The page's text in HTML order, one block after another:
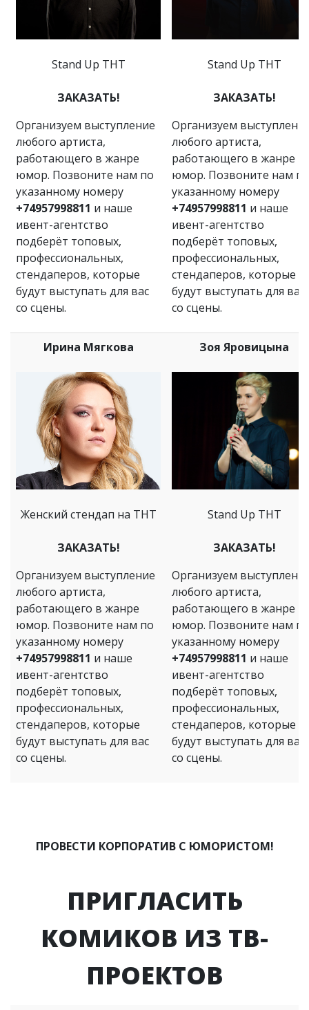
Stand Up ТНТ
ЗАКАЗАТЬ!
Организуем выступление
любого артиста,
работающего в жанре
юмор. Позвоните нам по
указанному номеру
+74957998811 и наше
ивент-агентство
подберёт топовых,
профессиональных,
стендаперов, которые
будут выступать для вас
со сцены.
Stand Up ТНТ
ЗАКАЗАТЬ!
Организуем
любого артиста,
работающего в жанре
юмор. Позвоните нам по
указанному номеру
+74957998811 и наше
ивент-агентство
подберёт топовых,
профессиональных,
стендаперов, которые
будут выступать для вас
со сцены.
Ирина Мягкова
Женский стендап на ТНТ
ЗАКАЗАТЬ!
Организуем выступление
любого артиста,
работающего в жанре
юмор. Позвоните нам по
указанному номеру
+74957998811 и наше
ивент-агентство
подберёт топовых,
профессиональных,
стендаперов, которые
будут выступать для вас
со сцены.
Зоя Яровицына
Stand Up ТНТ
ЗАКАЗАТЬ!
Организуем
любого артиста,
работающего в жанре
юмор. Позвоните нам по
указанному номеру
+74957998811 и наше
ивент-агентство
подберёт топовых,
профессиональных,
стендаперов, которые
будут выступать для вас
со сцены.
ПРОВЕСТИ КОРПОРАТИВ С ЮМОРИСТОМ!
ПРИГЛАСИТЬ
КОМИКОВ ИЗ ТВ-
ПРОЕКТОВ